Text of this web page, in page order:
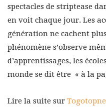
spectacles de striptease
en voit chaque jour. Les
génération ne cachent
phénomène s’observe
d’apprentissages, les
monde se dit être « à la
Lire la suite sur